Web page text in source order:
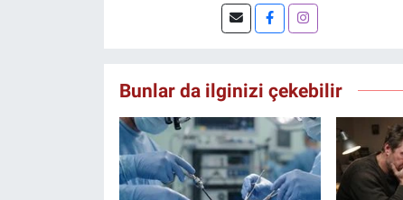
Bunlar da ilginizi çekebilir